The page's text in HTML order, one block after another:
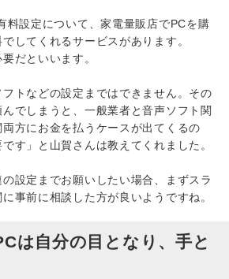
料設定について、家電量販店でPCを購
してくれるサービスがあります。
だといいます。
フトなどの設定まではできません。その
でしまうと、一般業者と音声ソフト関
方にお金を払うケースが出てくるの
す」と山賀さんは教えてくれました。
設定までお願いしたい場合、まずスラ
事前に相談した方が良いようですね。
は自分の目となり、手と